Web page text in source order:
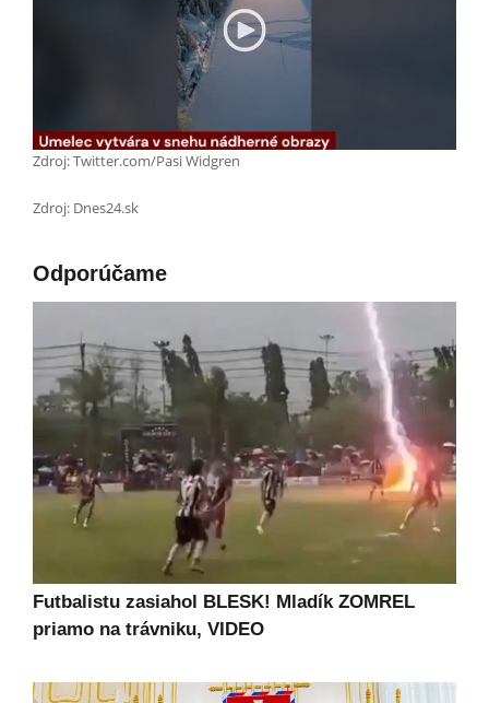
Zdroj: Twitter.com/Pasi Widgren
Zdroj: Dnes24.sk
Odporúčame
Futbalistu zasiahol BLESK! Mladík ZOMREL
priamo na trávniku, VIDEO